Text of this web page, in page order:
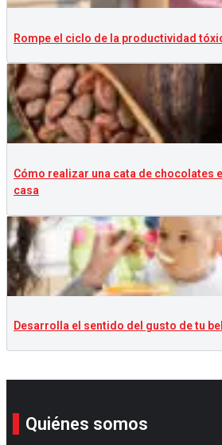
Rompe el ciclo de la productividad
Cómo realizar una cata de chocolates
casa
Desarrolla el sentido del gusto de tu
Quiénes somos